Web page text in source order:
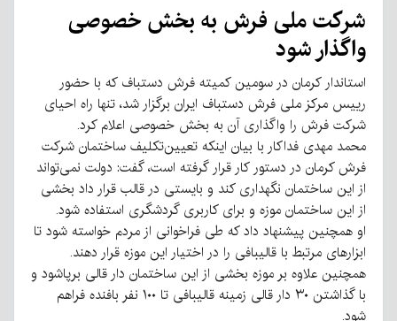
شرکت ملی فرش به بخش خصوصی
واگذار شود
استاندار کرمان در سومین کمیته فرش دستباف که با حضور
رییس مرکز ملی فرش دستباف ایران برگزار شد، تنها راه احیای
شرکت فرش را واگذاری آن به بخش خصوصی اعلام کرد.
محمد مهدی فداکار با بیان اینکه تعیین‌تکلیف ساختمان شرکت
فرش کرمان در دستور کار قرار گرفته است، گفت: دولت نمی‌تواند
از این ساختمان نگهداری کند و بایستی در قالب قرار داد بخشی
از این ساختمان موزه و برای کاربری گردشگری استفاده شود.
او همچنین پیشنهاد داد که طی فراخوانی از مردم خواسته شود تا
ابزارهای مرتبط با قالیبافی را در اختیار این موزه قرار دهند.
همچنین علاوه بر موزه بخشی از این ساختمان دار قالی برپاشود و
با گذاشتن ۳۰ دار قالی زمینه قالیبافی تا ۱۰۰ نفر بافنده فراهم
شود.